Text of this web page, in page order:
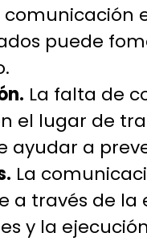
comunicación
puede
La falta de
el lugar de
a
La
través de la
y la